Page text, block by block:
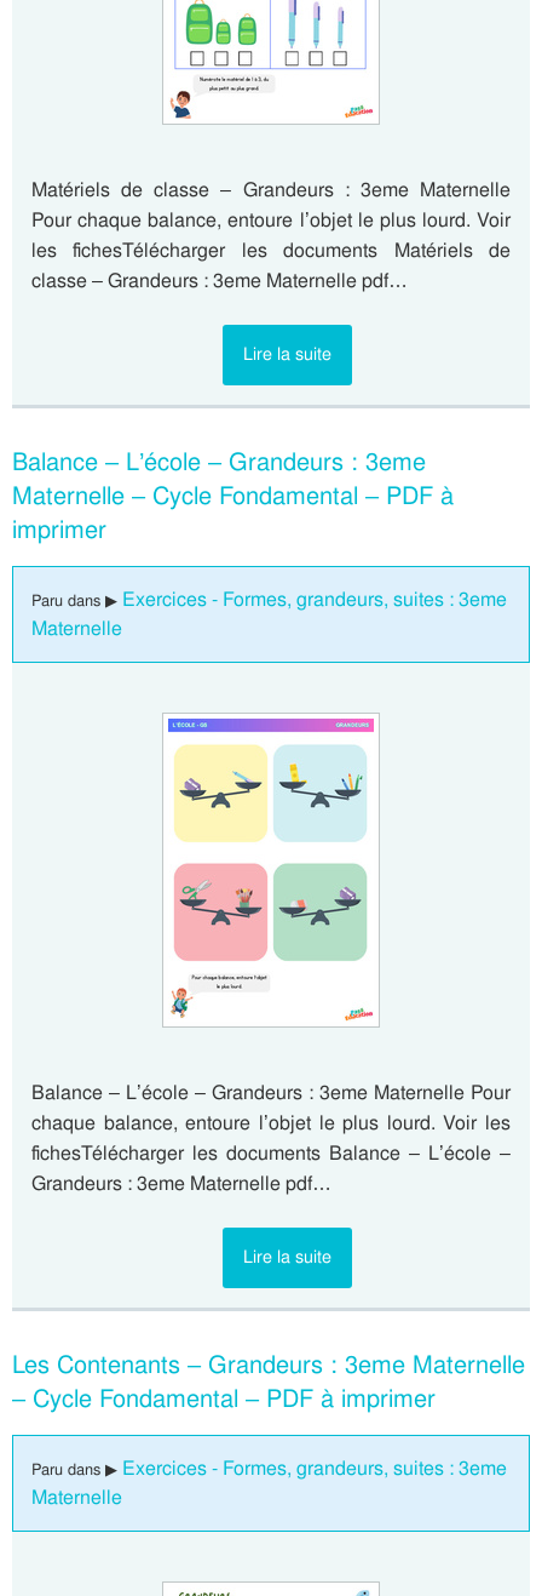
Matériels de classe – Grandeurs : 3eme Maternelle
Pour chaque balance, entoure l’objet le plus lourd. Voir
les fichesTélécharger les documents Matériels de
classe – Grandeurs : 3eme Maternelle pdf…
Lire la suite
Balance – L’école – Grandeurs : 3eme
Maternelle – Cycle Fondamental – PDF à
imprimer
Paru dans ▶ Exercices - Formes, grandeurs, suites : 3eme
Maternelle
Balance – L’école – Grandeurs : 3eme Maternelle Pour
chaque balance, entoure l’objet le plus lourd. Voir les
fichesTélécharger les documents Balance – L’école –
Grandeurs : 3eme Maternelle pdf…
Lire la suite
Les Contenants – Grandeurs : 3eme Maternelle
– Cycle Fondamental – PDF à imprimer
Paru dans ▶ Exercices - Formes, grandeurs, suites : 3eme
Maternelle